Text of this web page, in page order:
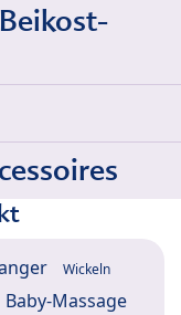
Wickeln
Baby-Massage